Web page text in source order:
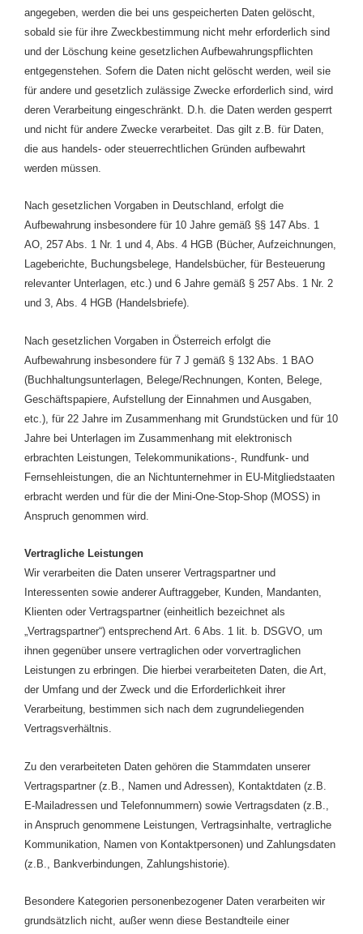
angegeben, werden die bei uns gespeicherten Daten gelöscht,
sobald sie für ihre Zweckbestimmung nicht mehr erforderlich sind
und der Löschung keine gesetzlichen Aufbewahrungspflichten
entgegenstehen. Sofern die Daten nicht gelöscht werden, weil sie
für andere und gesetzlich zulässige Zwecke erforderlich sind, wird
deren Verarbeitung eingeschränkt. D.h. die Daten werden gesperrt
und nicht für andere Zwecke verarbeitet. Das gilt z.B. für Daten,
die aus handels- oder steuerrechtlichen Gründen aufbewahrt
werden müssen.
Nach gesetzlichen Vorgaben in Deutschland, erfolgt die
Aufbewahrung insbesondere für 10 Jahre gemäß §§ 147 Abs. 1
AO, 257 Abs. 1 Nr. 1 und 4, Abs. 4 HGB (Bücher, Aufzeichnungen,
Lageberichte, Buchungsbelege, Handelsbücher, für Besteuerung
relevanter Unterlagen, etc.) und 6 Jahre gemäß § 257 Abs. 1 Nr. 2
und 3, Abs. 4 HGB (Handelsbriefe).
Nach gesetzlichen Vorgaben in Österreich erfolgt die
Aufbewahrung insbesondere für 7 J gemäß § 132 Abs. 1 BAO
(Buchhaltungsunterlagen, Belege/Rechnungen, Konten, Belege,
Geschäftspapiere, Aufstellung der Einnahmen und Ausgaben,
etc.), für 22 Jahre im Zusammenhang mit Grundstücken und für 10
Jahre bei Unterlagen im Zusammenhang mit elektronisch
erbrachten Leistungen, Telekommunikations-, Rundfunk- und
Fernsehleistungen, die an Nichtunternehmer in EU-Mitgliedstaaten
erbracht werden und für die der Mini-One-Stop-Shop (MOSS) in
Anspruch genommen wird.
Vertragliche Leistungen
Wir verarbeiten die Daten unserer Vertragspartner und
Interessenten sowie anderer Auftraggeber, Kunden, Mandanten,
Klienten oder Vertragspartner (einheitlich bezeichnet als
„Vertragspartner“) entsprechend Art. 6 Abs. 1 lit. b. DSGVO, um
ihnen gegenüber unsere vertraglichen oder vorvertraglichen
Leistungen zu erbringen. Die hierbei verarbeiteten Daten, die Art,
der Umfang und der Zweck und die Erforderlichkeit ihrer
Verarbeitung, bestimmen sich nach dem zugrundeliegenden
Vertragsverhältnis.
Zu den verarbeiteten Daten gehören die Stammdaten unserer
Vertragspartner (z.B., Namen und Adressen), Kontaktdaten (z.B.
E-Mailadressen und Telefonnummern) sowie Vertragsdaten (z.B.,
in Anspruch genommene Leistungen, Vertragsinhalte, vertragliche
Kommunikation, Namen von Kontaktpersonen) und Zahlungsdaten
(z.B., Bankverbindungen, Zahlungshistorie).
Besondere Kategorien personenbezogener Daten verarbeiten wir
grundsätzlich nicht, außer wenn diese Bestandteile einer